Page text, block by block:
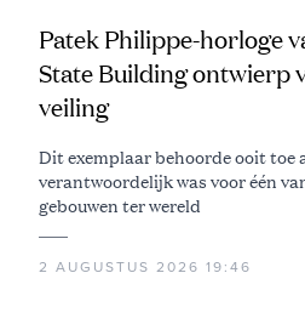
Patek Philippe-horloge
State Building ontwierp
veiling
Dit exemplaar behoorde ooit toe
verantwoordelijk was voor één
gebouwen ter wereld
2 AUGUSTUS 2026 19:46